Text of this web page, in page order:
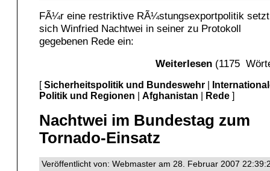
FÃ¼r eine restriktive RÃ¼stungsexportpolitik setzt
sich Winfried Nachtwei in seiner zu Protokoll
gegebenen Rede ein:
Weiterlesen (1175
[Sicherheitspolitik und Bundeswehr
Politik und Regionen
Afghanistan Rede ]
Nachtwei im Bundestag zum
Tornado-Einsatz
Veröffentlicht von: Webmaster am 28. Februar 2007